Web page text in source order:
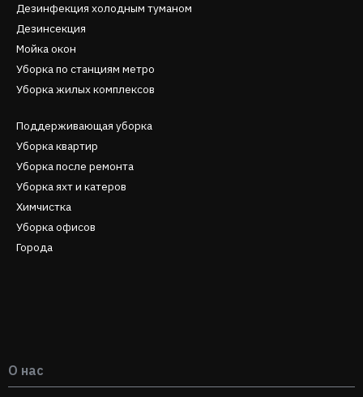
Дезинфекция холодным туманом
Дезинсекция
Мойка окон
Уборка по станциям метро
Уборка жилых комплексов
Поддерживающая уборка
Уборка квартир
Уборка после ремонта
Уборка яхт и катеров
Химчистка
Уборка офисов
Города
О нас